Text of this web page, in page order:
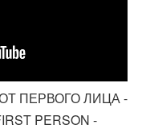
ПЕРВОГО ЛИЦА -
PERSON -